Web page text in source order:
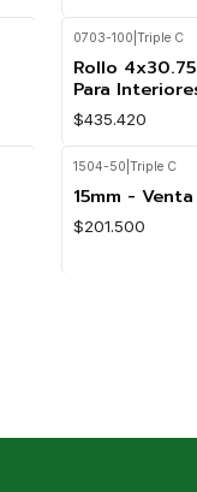
0703-100 |Triple C
Rollo
Para
$435.420
1504-50 |Triple C
15mm -
$201.500